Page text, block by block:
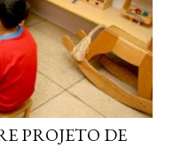
PROJETO DE